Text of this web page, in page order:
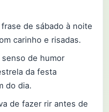
de sábado à noite
carinho e risadas.
de humor
da festa
do dia.
de fazer rir antes de